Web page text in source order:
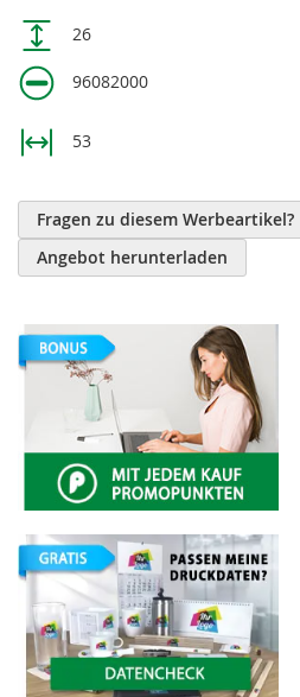
26
96082000
53
Fragen zu diesem Werbeartikel?
Angebot herunterladen